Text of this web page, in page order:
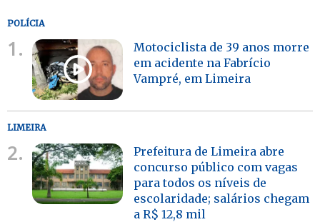
POLÍCIA
1.
Motociclista de 39 anos morre
em acidente na Fabrício
Vampré, em Limeira
LIMEIRA
2.
Prefeitura de Limeira abre
concurso público com vagas
para todos os níveis de
escolaridade; salários chegam
a R$ 12,8 mil